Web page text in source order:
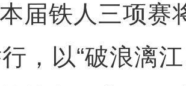
届铁人三项赛
，以“破浪漓